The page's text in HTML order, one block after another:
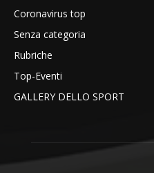
Coronavirus top
Senza categoria
Rubriche
Top-Eventi
GALLERY DELLO SPORT